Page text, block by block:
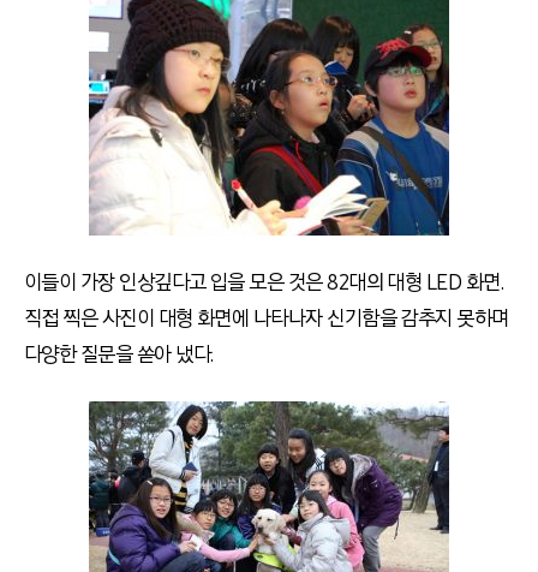
이들이 가장 인상깊다고 입을 모은 것은 82대의 대형 LED 화면.
직접 찍은 사진이 대형 화면에 나타나자 신기함을 감추지 못하며
다양한 질문을 쏟아 냈다.